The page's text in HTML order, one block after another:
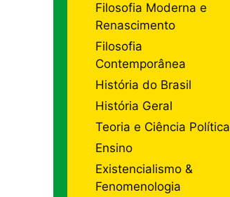
Filosofia Moderna e
Renascimento
Filosofia
Contemporânea
História do Brasil
História Geral
Teoria e Ciência Política
Ensino
Existencialismo &
Fenomenologia